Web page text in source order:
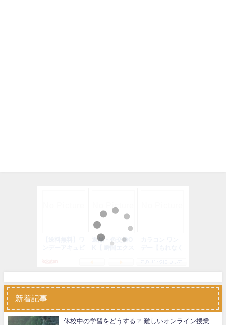
新着記事
休校中の学習をどうする？ 難しいオンライン授業